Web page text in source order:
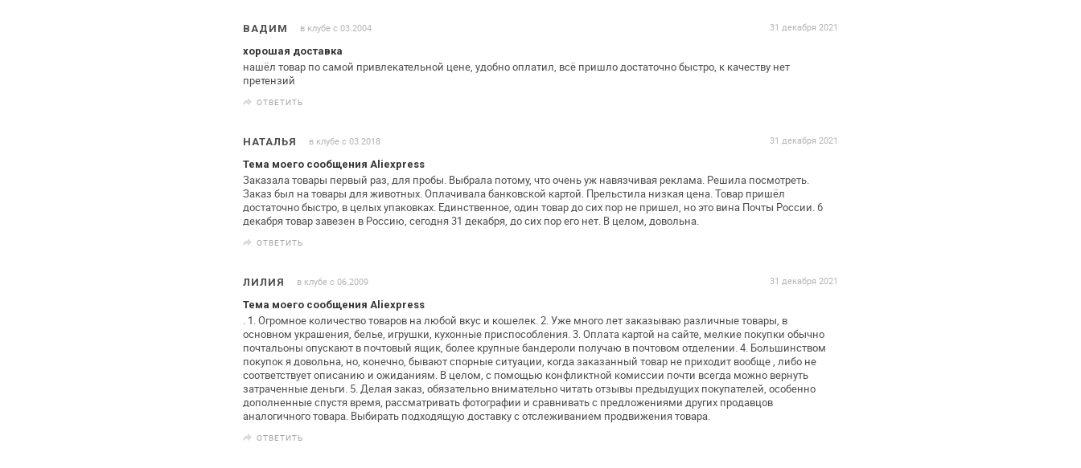
ВАДИМ в клубе с 03.2004
31 декабря 2021
хорошая доставка
нашёл товар по самой привлекательной цене, удобно оплатил, всё пришло достаточно быстро, к качеству нет
претензий
ОТВЕТИТЬ
НАТАЛЬЯ в клубе с 03.2018
31 декабря 2021
Тема моего сообщения Aliexpress
Заказала товары первый раз, для пробы. Выбрала потому, чтоочень уж навязчивая реклама. Решила посмотреть.
Заказ был натовары для животных. Оплачивала банковской картой. Прельстила низкая цена. Товар пришёл
достаточно быстро, в целых упаковках. Единственное, один товар до сих пор не пришел, но это вина Почты России. 6
декабря товар завезен в Россию, сегодня 31 декабря, до сих пор его нет. В целом, довольна.
ОТВЕТИТЬ
ЛИЛИЯ в клубе с 06.2009
31 декабря 2021
Тема моего сообщения Aliexpress
. 1. Огромное количество товаров на любой вкус и кошелек.2. Уже много лет заказываю различные товары, в
основном украшения, белье, игрушки, кухонные приспособления.3. Оплата картой на сайте, мелкие покупки обычно
почтальоны опускают в почтовый ящик, более крупные бандероли получаю в почтовом отделении.4. Большинством
покупок я довольна, но, конечно, бываютспорные ситуации, когда заказанный товар не приходит вообще, либо не
соответствует описанию и ожиданиям. В целом, с помощью конфликтной комиссии почти всегда можно вернуть
затраченные деньги. 5. Делая заказ, обязательно внимательно читать отзывы предыдущих покупателей, особенно
дополненные спустя время, рассматривать фотографии и сравнивать с предложениями других продавцов
аналогичного товара. Выбирать подходящую доставкус отслеживанием продвижения товара.
ОТВЕТИТЬ